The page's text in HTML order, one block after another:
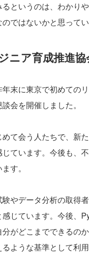
というのは、わかり
ではないかと思ってい
ニア育成推進協
末に東京で初めての
会を開催しました。
て会う人たちで、新た
ています。今後も、
す。
やデータ分析の取得
じています。今後、
がどこまでできるの
ような基準として利